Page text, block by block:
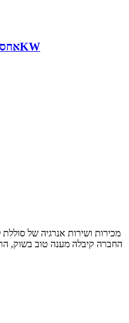
אחסון אנרגיה צמוד קיר ביתי 5KW
החברה קיבלה מענה טוב בשוק,